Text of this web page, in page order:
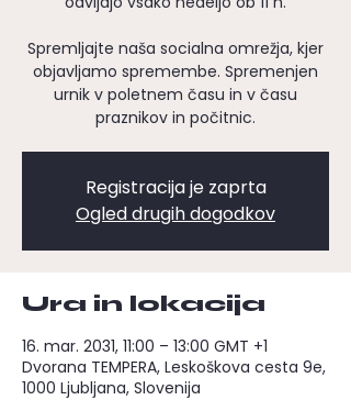
Spremljajte naša socialna omrežja, kjer
objavljamo spremembe. Spremenjen
urnik v poletnem času in v času
praznikov in počitnic.
Registracija je zaprta
Ogled drugih dogodkov
Ura in lokacija
16. mar. 2031, 11:00 – 13:00 GMT +1
Dvorana TEMPERA, Leskoškova cesta 9e,
1000 Ljubljana, Slovenija